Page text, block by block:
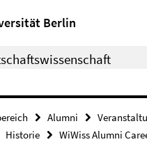
Berlin
Alumni
Historie
WiWiss Alumni